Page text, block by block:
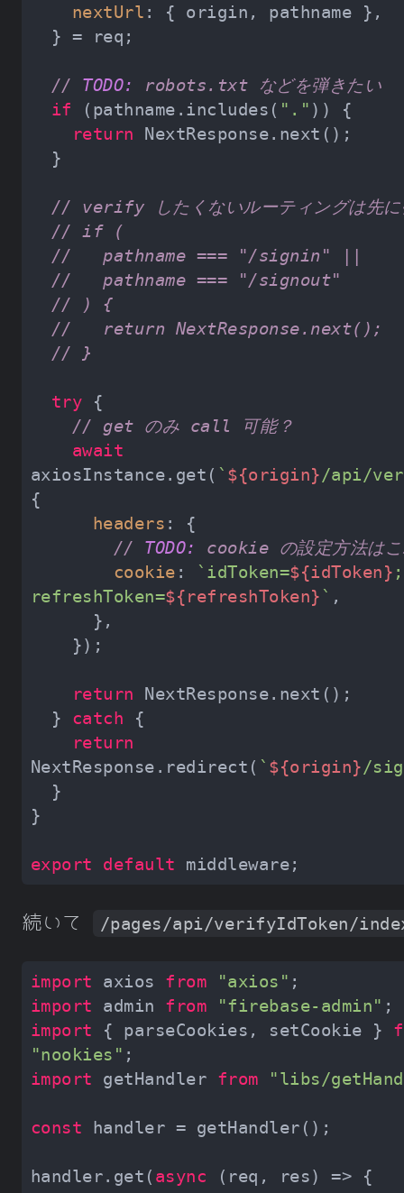
nextUrl
// TODO:
robots.txt などを弾きたい
if (pathname.includes( "."
return
// verify したくないルーティングは先に
// if (
//   pathname === "/signin" ||
//   pathname === "/signout"
// ) {
//   return NextResponse.next();
// }
try
// get のみ call 可能？
await
axiosInstance.get( ` ${origin}/api/
headers
// TODO:
cookie の設定方法はこ
cookie : `idToken=${idToken} ;
refreshToken=${refreshToken} `
return
  }
catch
return
NextResponse.redirect( ` ${origin}/
export default
続いて /pages/api/verifyIdToken/
import axios from "axios"
import admin from "firebase-admin"
import { parseCookies, setCookie }
"nookies"
import getHandler from "libs/
const
handler.get( async